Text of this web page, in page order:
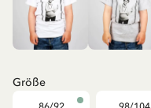
Größe